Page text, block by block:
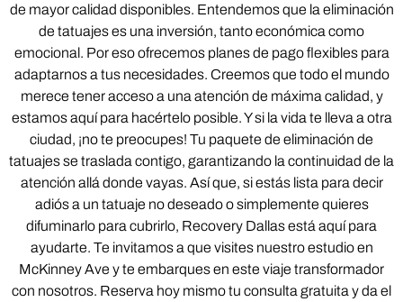
de mayor calidad disponibles. Entendemos que la eliminación
de tatuajes es una inversión, tanto económica como
emocional. Por eso ofrecemos planes de pago flexibles para
adaptarnos a tus necesidades. Creemos que todo el mundo
merece tener acceso a una atención de máxima calidad, y
estamos aquí para hacértelo posible. Y si la vida te lleva a otra
ciudad, ¡no te preocupes! Tu paquete de eliminación de
tatuajes se traslada contigo, garantizando la continuidad de la
atención allá donde vayas. Así que, si estás lista para decir
adiós a un tatuaje no deseado o simplemente quieres
difuminarlo para cubrirlo, Recovery Dallas está aquí para
ayudarte. Te invitamos a que visites nuestro estudio en
McKinney Ave y te embarques en este viaje transformador
con nosotros. Reserva hoy mismo tu consulta gratuita y da el